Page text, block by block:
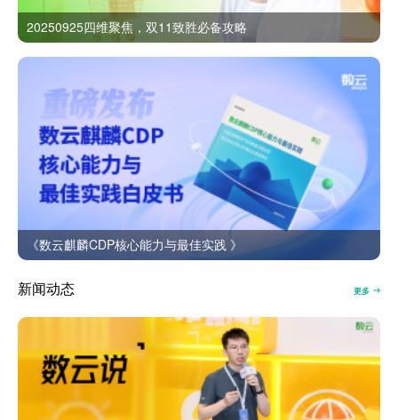
20250925四维聚焦，双11致胜必备攻略
《数云麒麟CDP核心能力与最佳实践 》
新闻动态 更多